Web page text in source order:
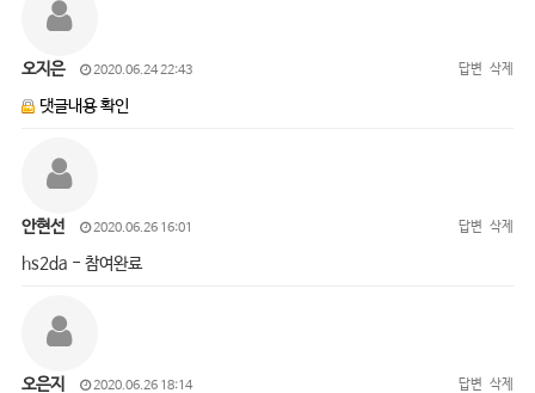
오지은 2020.06.24 22:43 답변 삭제
댓글내용 확인
안현선 2020.06.26 16:01 답변 삭제
hs2da - 참여완료
오은지 2020.06.26 18:14 답변 삭제